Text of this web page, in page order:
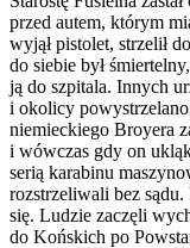
przed autem, którym
wyjął pistolet, strzelił
do siebie był
ją do szpitala. Innych
i okolicy
niemieckiego Broyera
i wówczas gdy on
serią karabinu
rozstrzeliwali bez
się. Ludzie zaczęli
do Końskich po